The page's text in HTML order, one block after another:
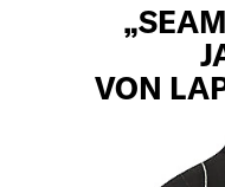
VON